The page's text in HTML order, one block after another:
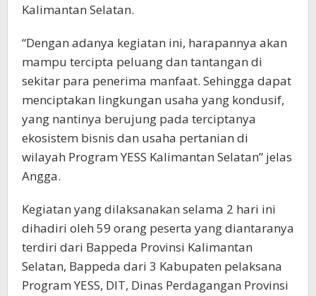
Kalimantan Selatan.
“Dengan adanya kegiatan ini, harapannya akan
mampu tercipta peluang dan tantangan di
sekitar para penerima manfaat. Sehingga dapat
menciptakan lingkungan usaha yang kondusif,
yang nantinya berujung pada terciptanya
ekosistem bisnis dan usaha pertanian di
wilayah Program YESS Kalimantan Selatan” jelas
Angga.
Kegiatan yang dilaksanakan selama 2 hari ini
dihadiri oleh 59 orang peserta yang diantaranya
terdiri dari Bappeda Provinsi Kalimantan
Selatan, Bappeda dari 3 Kabupaten pelaksana
Program YESS, DIT, Dinas Perdagangan Provinsi